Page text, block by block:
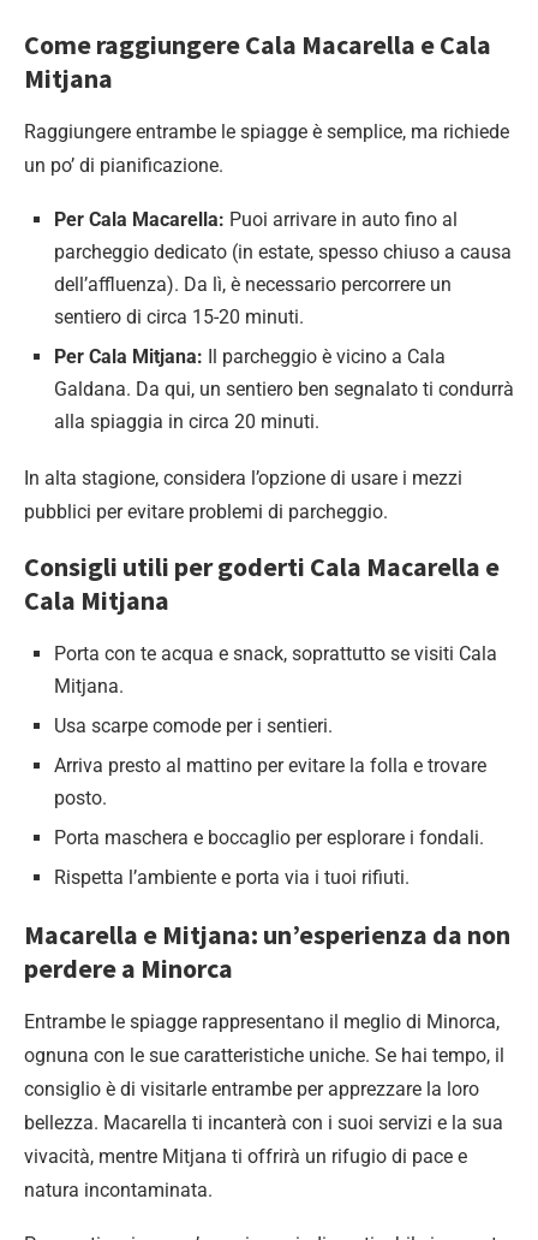
Come raggiungere Cala Macarella e Cala
Mitjana
Raggiungere entrambe le spiagge è semplice, ma richiede
un po’ di pianificazione.
Per Cala Macarella: Puoi arrivare in auto fino al
parcheggio dedicato (in estate, spesso chiuso a causa
dell’affluenza). Da lì, è necessario percorrere un
sentiero di circa 15-20 minuti.
Per Cala Mitjana: Il parcheggio è vicino a Cala
Galdana. Da qui, un sentiero ben segnalato ti condurrà
alla spiaggia in circa 20 minuti.
In alta stagione, considera l’opzione di usare i mezzi
pubblici per evitare problemi di parcheggio.
Consigli utili per goderti Cala Macarella e
Cala Mitjana
Porta con te acqua e snack, soprattutto se visiti Cala
Mitjana.
Usa scarpe comode per i sentieri.
Arriva presto al mattino per evitare la folla e trovare
posto.
Porta maschera e boccaglio per esplorare i fondali.
Rispetta l’ambiente e porta via i tuoi rifiuti.
Macarella e Mitjana: un’esperienza da non
perdere a Minorca
Entrambe le spiagge rappresentano il meglio di Minorca,
ognuna con le sue caratteristiche uniche. Se hai tempo, il
consiglio è di visitarle entrambe per apprezzare la loro
bellezza. Macarella ti incanterà con i suoi servizi e la sua
vivacità, mentre Mitjana ti offrirà un rifugio di pace e
natura incontaminata.